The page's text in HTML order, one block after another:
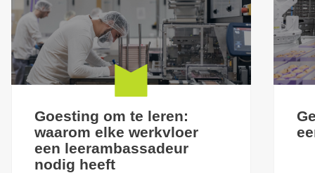
Goesting om te leren:
waarom elke werkvloer
een leerambassadeur
nodig heeft